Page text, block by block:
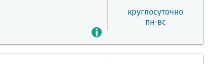
круглосуточно
пн-вс